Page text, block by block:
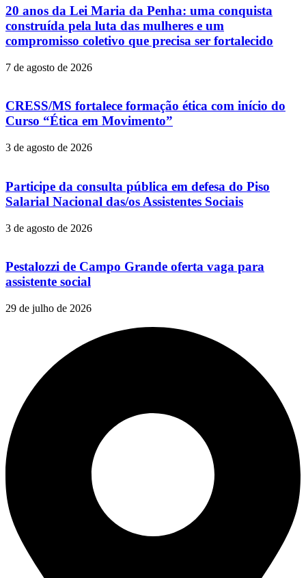
20 anos da Lei Maria da Penha: uma conquista
construída pela luta das mulheres e um
compromisso coletivo que precisa ser fortalecido
7 de agosto de 2026
CRESS/MS fortalece formação ética com início do
Curso “Ética em Movimento”
3 de agosto de 2026
Participe da consulta pública em defesa do Piso
Salarial Nacional das/os Assistentes Sociais
3 de agosto de 2026
Pestalozzi de Campo Grande oferta vaga para
assistente social
29 de julho de 2026